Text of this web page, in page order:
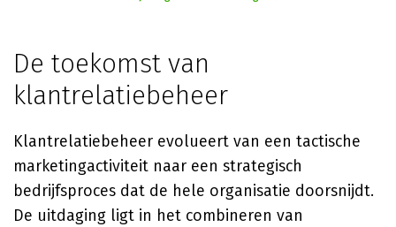
De toekomst van
klantrelatiebeheer
Klantrelatiebeheer evolueert van een tactische
marketingactiviteit naar een strategisch
bedrijfsproces dat de hele organisatie doorsnijdt.
De uitdaging ligt in het combineren van